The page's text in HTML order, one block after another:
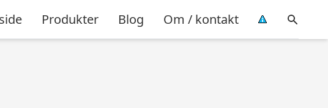
Produkter Blog Om / kontakt